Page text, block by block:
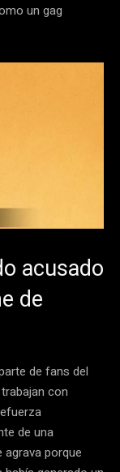
un gag
acusado
de
de fans del
con
de una
porque